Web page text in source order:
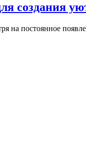
создания
на постоянное